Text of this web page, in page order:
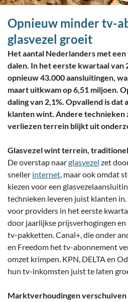
Opnieuw minder tv-
glasvezel groeit
Het aantal Nederlanders met
dalen. In het eerste kwartaal van
opnieuw 43.000 aansluitingen,
maart uitkwam op 6,51 miljoen.
daling van 2,1%. Opvallend is dat
klanten wint. Andere technieken
verliezen terrein blijkt uit
Glasvezel wint terrein,
De overstap naarglasvezel zet
sneller internet, maar ook omdat
kiezen voor een
technieken leveren juist klanten
voor providers in het eerste
door jaarlijkse prijsverhogingen
tv-pakketten. Canal+, die onder
en Freedom het tv-abonnement
omzet krimpen. KPN, DELTA en
hun tv-inkomsten juist te laten
Marktverhoudingen verschuiven